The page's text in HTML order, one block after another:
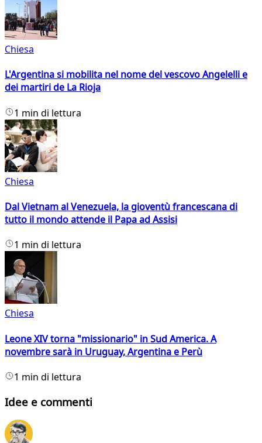
Chiesa
L'Argentina si mobilita nel nome del vescovo Angelelli e
dei martiri de La Rioja
1 min di lettura
Chiesa
Dal Vietnam al Venezuela, la gioventù francescana di
tutto il mondo attende il Papa ad Assisi
1 min di lettura
Chiesa
Leone XIV torna "missionario" in Sud America. A
novembre sarà in Uruguay, Argentina e Perù
1 min di lettura
Idee e commenti